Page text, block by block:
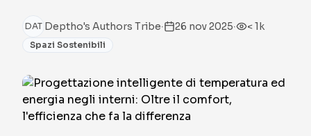
DAT Deptho's Authors Tribe· 26 nov 2025· < 1k
Spazi Sostenibili